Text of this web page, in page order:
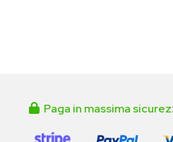
Paga in massima